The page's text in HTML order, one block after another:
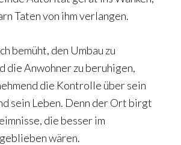
Taten von ihm verlangen.
bemüht, den Umbau zu
die Anwohner zu beruhigen,
die Kontrolle über sein
sein Leben. Denn der Ort birgt
die besser im
wären.